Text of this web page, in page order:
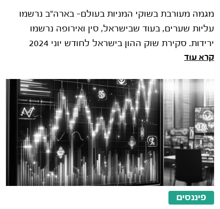
מגמה מעורבת בשוקי המניות בעולם- בארה"ב נרשמו
עליות שערים, בעוד שבישראל, סין ואירופה נרשמו
ירידות. סקירת שוק ההון בישראל לחודש יוני 2024
המסחר במחצית הראשונה של שנת 20
קרא עוד
פיננסים